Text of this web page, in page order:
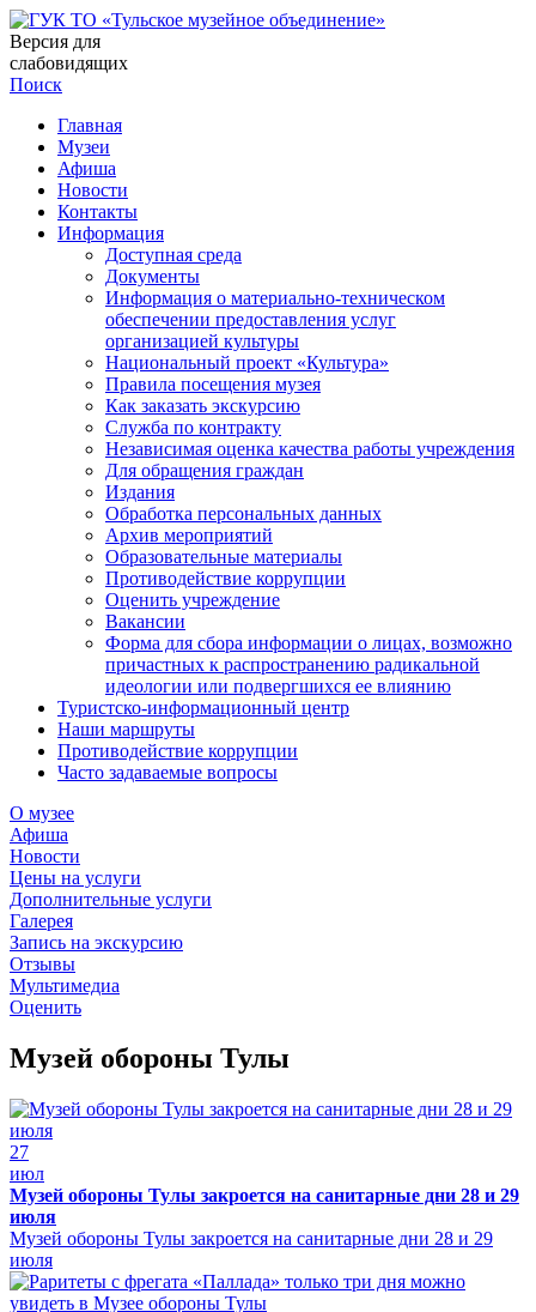
Версия для
слабовидящих
Поиск
Главная
Музеи
Афиша
Новости
Контакты
Информация
Доступная среда
Документы
Информация о материально-техническом
обеспечении предоставления услуг
организацией культуры
Национальный проект «Культура»
Правила посещения музея
Как заказать экскурсию
Служба по контракту
Независимая оценка качества работы учреждения
Для обращения граждан
Издания
Обработка персональных данных
Архив мероприятий
Образовательные материалы
Противодействие коррупции
Оценить учреждение
Вакансии
Форма для сбора информации о лицах, возможно
причастных к распространению радикальной
идеологии или подвергшихся ее влиянию
Туристско-информационный центр
Наши маршруты
Противодействие коррупции
Часто задаваемые вопросы
О музее
Афиша
Новости
Цены на услуги
Дополнительные услуги
Галерея
Запись на экскурсию
Отзывы
Мультимедиа
Оценить
Музей обороны Тулы
27
июл
Музей обороны Тулы закроется на санитарные дни 28 и 29
июля
Музей обороны Тулы закроется на санитарные дни 28 и 29
июля